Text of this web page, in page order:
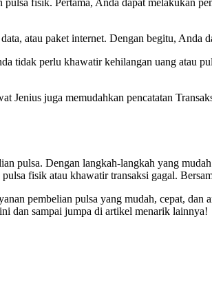
atau paket internet. Dengan begitu, Anda
tidak perlu khawatir kehilangan uang atau
juga memudahkan pencatatan
pulsa. Dengan langkah-langkah yang
fisik atau khawatir transaksi gagal.
pembelian pulsa yang mudah, cepat,
dan sampai jumpa di artikel menarik lainnya!